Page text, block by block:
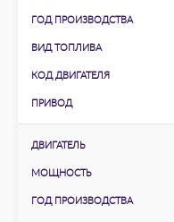
ГОД ПРОИЗВОДСТВА
ВИД ТОПЛИВА
КОД ДВИГАТЕЛЯ
ПРИВОД
ДВИГАТЕЛЬ
МОЩНОСТЬ
ГОД ПРОИЗВОДСТВА